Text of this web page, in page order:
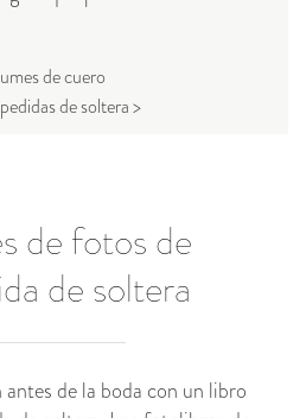
de cuero
de soltera >
de fotos de
de soltera
de la boda con un libro